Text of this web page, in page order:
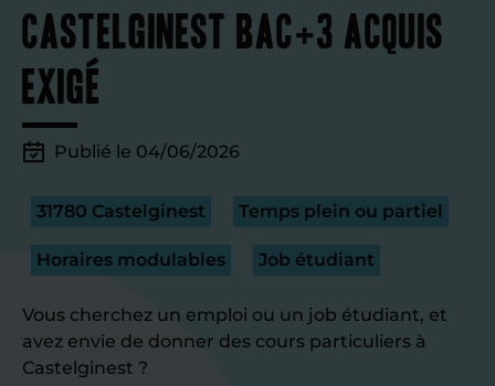
Castelginest Bac+3 acquis
exigé
Publié le 04/06/2026
31780 Castelginest Temps plein ou partiel
Horaires modulables Job étudiant
Vous cherchez un emploi ou un job étudiant, et
avez envie de donner des cours particuliers à
Castelginest ?